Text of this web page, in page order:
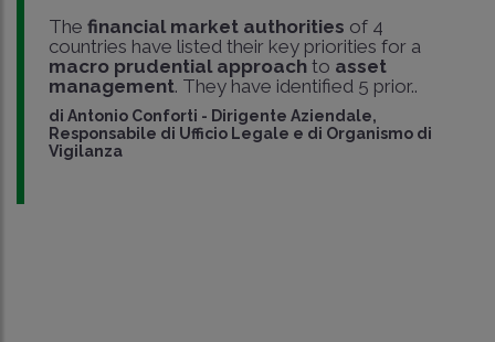
The financial market authorities of 4
countries have listed their key priorities for a
macro prudential approachto asset
management. They have identified 5 prior..
di Antonio Conforti - Dirigente Aziendale,
Responsabile di Ufficio Legale e di Organismo di
Vigilanza